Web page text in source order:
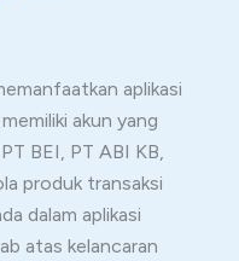
aplikasi
akun yang
BEI, PT ABI KB,
produk transaksi
dalam aplikasi
atas kelancaran